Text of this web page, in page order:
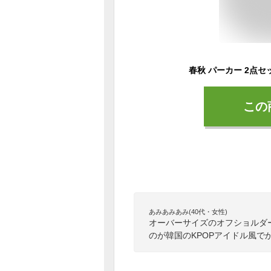
こ
あみあみあみ(40代・女性)
オーバーサイズのオフショル
のが韓国のKPOPアイドル風で